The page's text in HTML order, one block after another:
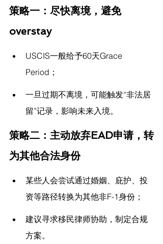
策略一：尽快离境，避免
overstay
USCIS一般给予60天Grace
Period；
一旦过期不离境，可能触发“非法居
留”记录，影响未来入境。
策略二：主动放弃EAD申请，转
为其他合法身份
某些人会尝试通过婚姻、庇护、投
资等路径转换为其他非F-1身份；
建议寻求移民律师协助，制定合规
方案。